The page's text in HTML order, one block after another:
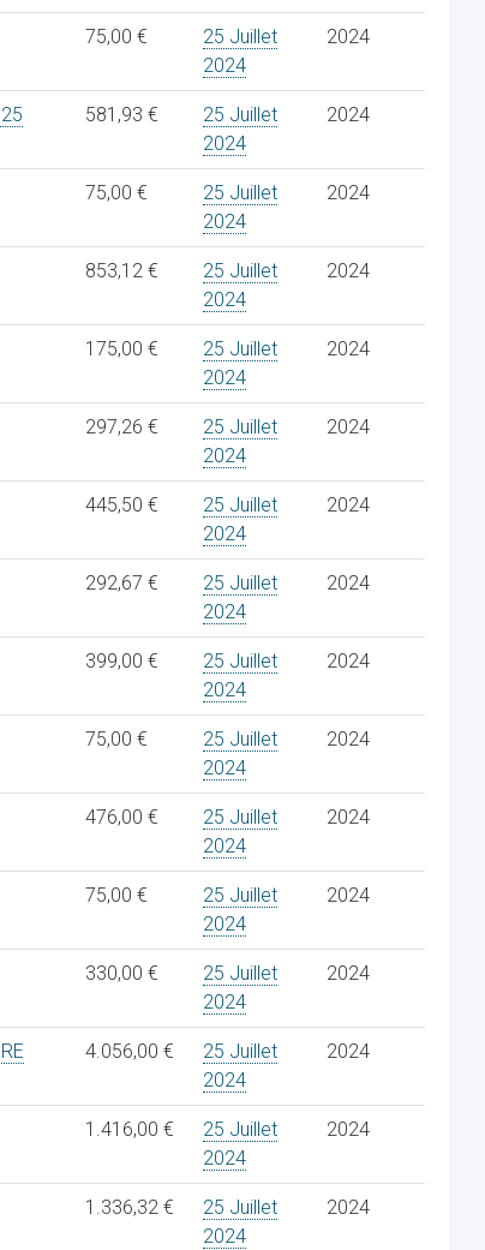
75,00 €
25 Juillet
2024
2024
581,93 €
25 Juillet
2024
2024
75,00 €
25 Juillet
2024
2024
853,12 €
25 Juillet
2024
2024
175,00 €
25 Juillet
2024
2024
297,26 €
25 Juillet
2024
2024
445,50 €
25 Juillet
2024
2024
292,67 €
25 Juillet
2024
2024
399,00 €
25 Juillet
2024
2024
75,00 €
25 Juillet
2024
2024
476,00 €
25 Juillet
2024
2024
75,00 €
25 Juillet
2024
2024
330,00 €
25 Juillet
2024
2024
4.056,00 €
25 Juillet
2024
2024
1.416,00 €
25 Juillet
2024
2024
1.336,32 €
25 Juillet
2024
2024